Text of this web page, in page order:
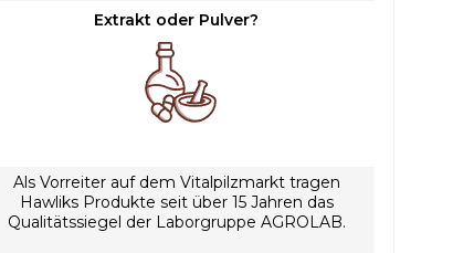
Extrakt oder Pulver?
Als Vorreiter auf dem Vitalpilzmarkt tragen
Hawliks Produkte seit über 15 Jahren das
Qualitätssiegel der Laborgruppe AGROLAB.